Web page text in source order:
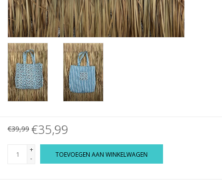
€39,99 €35,99
+
-
TOEVOEGEN AAN WINKELWAGEN